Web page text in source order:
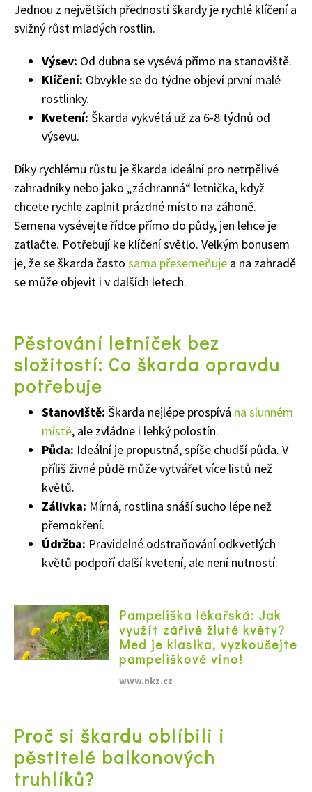
Jednou z největších předností škardy je rychlé klíčení a
svižný růst mladých rostlin.
Výsev: Od dubna se vysévá přímo na stanoviště.
Klíčení: Obvykle se do týdne objeví první malé
rostlinky.
Kvetení: Škarda vykvétá už za 6-8 týdnů od
výsevu.
Díky rychlému růstu je škarda ideální pro netrpělivé
zahradníky nebo jako „záchranná“ letnička, když
chcete rychle zaplnit prázdné místo na záhoně.
Semena vysévejte řídce přímo do půdy, jen lehce je
zatlačte. Potřebují ke klíčení světlo. Velkým bonusem
je, že se škarda často sama přesemeňuje a na zahradě
se může objevit i v dalších letech.
Pěstování letniček bez
složitostí: Co škarda opravdu
potřebuje
Stanoviště: Škarda nejlépe prospívá na slunném
místě, ale zvládne i lehký polostín.
Půda: Ideální je propustná, spíše chudší půda. V
příliš živné půdě může vytvářet více listů než
květů.
Zálivka: Mírná, rostlina snáší sucho lépe než
přemokření.
Údržba: Pravidelné odstraňování odkvetlých
květů podpoří další kvetení, ale není nutností.
Pampeliška lékařská: Jak
využít zářivě žluté květy?
Med je klasika, vyzkoušejte
pampeliškové víno!
www.nkz.cz
Proč si škardu oblíbili i
pěstitelé balkonových
truhlíků?